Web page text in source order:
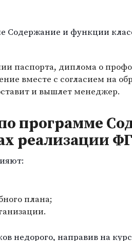
Содержание и функции
паспорта, диплома о
вместе с согласием на
и вышлет менеджер.
программе
реализации
плана;
недорого, направив на